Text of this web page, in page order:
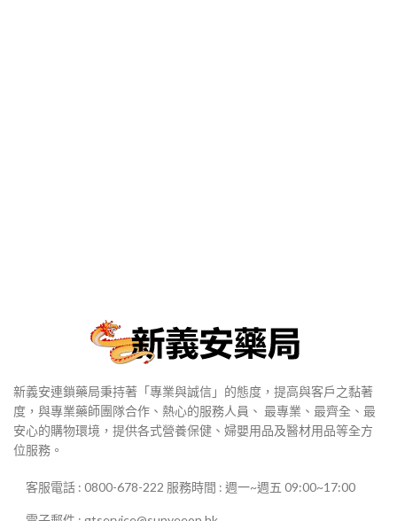
新義安連鎖藥局秉持著「專業與誠信」的態度，提高與客戶之黏著
度，與專業藥師團隊合作、熱心的服務人員、 最專業、最齊全、最
安心的購物環境，提供各式營養保健、婦嬰用品及醫材用品等全方
位服務。
客服電話 : 0800-678-222 服務時間 : 週一~週五 09:00~17:00